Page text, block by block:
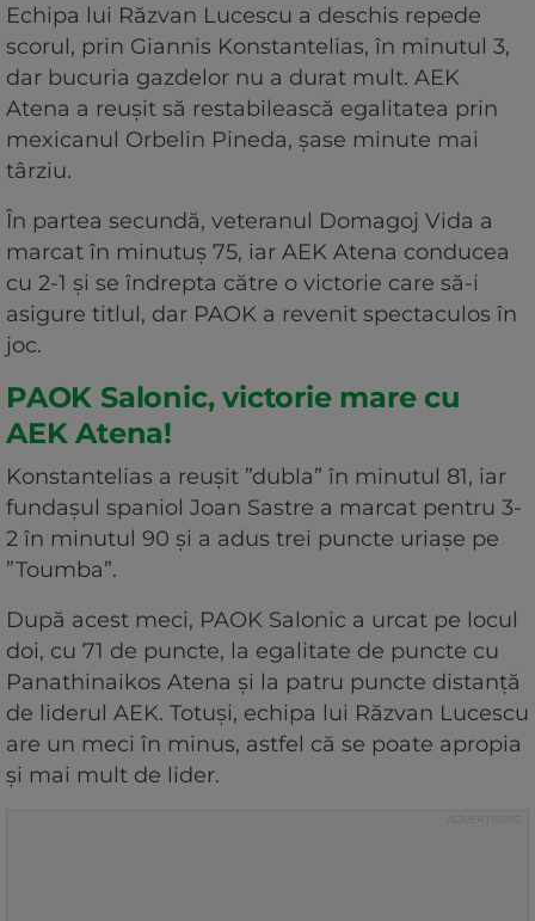
Echipa lui Răzvan Lucescu a deschis repede
scorul, prin Giannis Konstantelias, în minutul 3,
dar bucuria gazdelor nu a durat mult. AEK
Atena a reușit să restabilească egalitatea prin
mexicanul Orbelin Pineda, șase minute mai
târziu.
În partea secundă, veteranul Domagoj Vida a
marcat în minutuș 75, iar AEK Atena conducea
cu 2-1 și se îndrepta către o victorie care să-i
asigure titlul, dar PAOK a revenit spectaculos în
joc.
PAOK Salonic, victorie mare cu
AEK Atena!
Konstantelias a reușit ”dubla” în minutul 81, iar
fundașul spaniol Joan Sastre a marcat pentru 3-
2 în minutul 90 și a adus trei puncte uriașe pe
”Toumba”.
După acest meci, PAOK Salonic a urcat pe locul
doi, cu 71 de puncte, la egalitate de puncte cu
Panathinaikos Atena și la patru puncte distanță
de liderul AEK. Totuși, echipa lui Răzvan Lucescu
are un meci în minus, astfel că se poate apropia
și mai mult de lider.